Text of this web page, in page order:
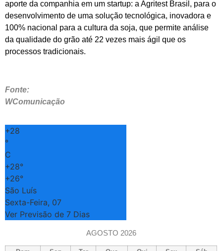
+28
°
C
+28°
+26°
São Luís
Sexta-Feira, 07
Ver Previsão de 7 Dias
AGOSTO 2026
aporte da companhia em um startup: a Agritest Brasil, para o
desenvolvimento de uma solução tecnológica, inovadora e
100% nacional para a cultura da soja, que permite análise
da qualidade do grão até 22 vezes mais ágil que os
processos tradicionais.
Fonte:
WComunicação